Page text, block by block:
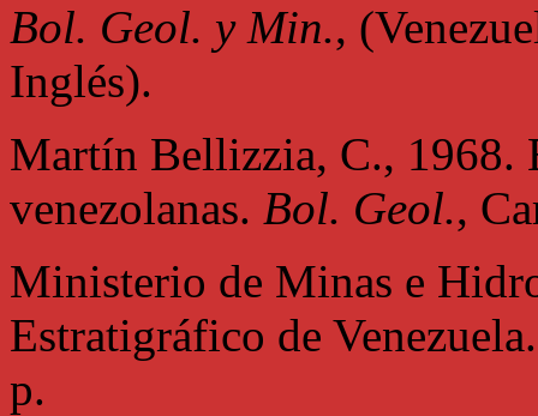
Bol. Geol. y Min.,
Inglés).
Martín Bellizzia, C., 1968.
venezolanas. Bol. Geol.,
Ministerio de Minas e
Estratigráfico de
p.